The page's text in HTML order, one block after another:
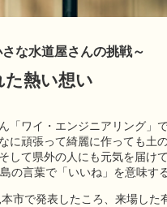
な水道屋さんの挑戦～
熱い想い
「ワイ・エンジニアリング」
に頑張って綺麗に作っても土
して県外の人にも元気を届け
の言葉で「いいね」を意味す
市で発表したころ、来場した